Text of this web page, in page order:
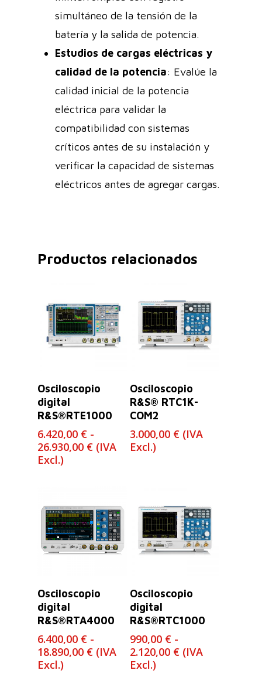
simultáneo de la tensión de la
batería y la salida de potencia.
Estudios de cargas eléctricas y
calidad de la potencia: Evalúe la
calidad inicial de la potencia
eléctrica para validar la
compatibilidad con sistemas
críticos antes de su instalación y
verificar la capacidad de sistemas
eléctricos antes de agregar cargas.
Productos relacionados
Seleccionar
Opciones
Osciloscopio
digital
R&S®RTE1000
6.420,00 € -
26.930,00 €Rango
hasta
26.930,00 €
(IVA
Excl.)
Osciloscopio
R&S® RTC1K-
COM2
3.000,00 € (IVA
Excl.)
Seleccionar
Opciones
Osciloscopio
digital
R&S®RTA4000
6.400,00 € -
18.890,00 €Rango
(IVA
Excl.)
Seleccionar
Opciones
Osciloscopio
digital
R&S®RTC1000
990,00 € -
2.120,00 €Rango
(IVA
Excl.)